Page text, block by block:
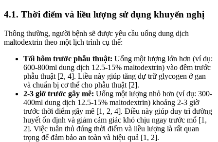
4.1. Thời điểm và liều lượng sử dụng khuyến nghị
Thông thường, người bệnh sẽ được yêu cầu uống dung dịch
maltodextrin theo một lịch trình cụ thể:
Tối hôm trước phẫu thuật: Uống một lượng lớn hơn (ví dụ:
600-800ml dung dịch 12.5-15% maltodextrin) vào đêm trước
phẫu thuật [2, 4]. Liều này giúp tăng dự trữ glycogen ở gan
và chuẩn bị cơ thể cho phẫu thuật [2].
2-3 giờ trước gây mê: Uống một lượng nhỏ hơn (ví dụ: 300-
400ml dung dịch 12.5-15% maltodextrin) khoảng 2-3 giờ
trước thời điểm gây mê [1, 2, 4]. Điều này giúp duy trì đường
huyết ổn định và giảm cảm giác khó chịu ngay trước mổ [1,
2]. Việc tuân thủ đúng thời điểm và liều lượng là rất quan
trọng để đảm bảo an toàn và hiệu quả [1, 2].